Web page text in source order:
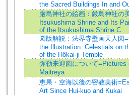
the Sacred Buildings In and
厳島神社の絵画：厳島神社の
Itsukushima Shrine and Its
of the Itsukushima Shrine C
図版解説：法界寺壁画天人図
the Illustration: Celestials on
of the Hôkai-ji Temple
弥勒来迎図について=Pictures
Maitreya
恵果・空海以後の密教美術
Art Since Hui-kuo and Kukai